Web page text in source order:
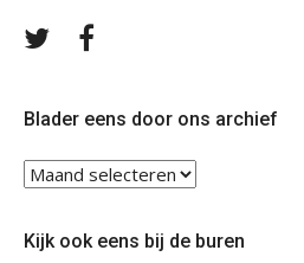
Volg
Blader eens door ons archief
Blader
ons
Kijk ook eens bij de buren